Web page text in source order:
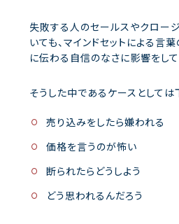
失敗する人のセールスやクロー
いても、マインドセットによる言
に伝わる自信のなさに影響をして
そうした中であるケースとしては
売り込みをしたら嫌われる
価格を言うのが怖い
断られたらどうしよう
どう思われるんだろう